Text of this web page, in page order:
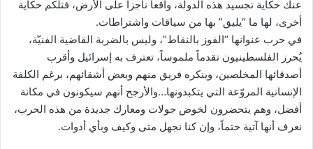
عنك حكاية تجسيد هذه الدولة، واقعاً ناجزاً على الأرض، فتلكم حكاية
أخرى، لها ما “يليق” بها من سياقات واشتراطات.
في حرب عنوانها “الفوز بالنقاط”، وليس بالضربة القاضية الفنيّة،
يُحرز الفلسطينيون تقدماً ملموساً، تعترف به إسرائيل وأقرب
أصدقائها المخلصين، وينكره فريق منهم وبعض أشقائهم، برغم الكلفة
الإنسانية المروّعة التي يتكبدونها…والأرجح أنهم سيكونون في مكانة
أفضل، وهم يتحضرون لخوض جولات ومعارك جديدة من هذه الحرب،
نعرف أنها آتية حتماً، وإن كنا نجهل متى وكيف وبأي أدوات.